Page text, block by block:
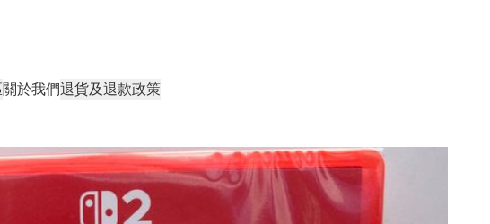
關於我們退貨及退款政策